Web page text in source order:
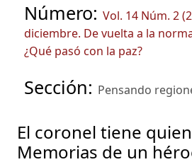
Número: Vol. 14 Núm. 2
diciembre. De vuelta a la
¿Qué pasó con la paz?
Sección: Pensando
El coronel tiene
Memorias de un